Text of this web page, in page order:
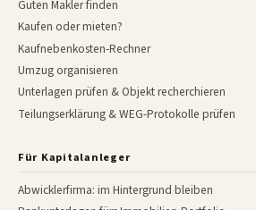
Guten Makler finden
Kaufen oder mieten?
Kaufnebenkosten-Rechner
Umzug organisieren
Unterlagen prüfen & Objekt recherchieren
Teilungserklärung & WEG-Protokolle prüfen
Für Kapitalanleger
Abwicklerfirma: im Hintergrund bleiben